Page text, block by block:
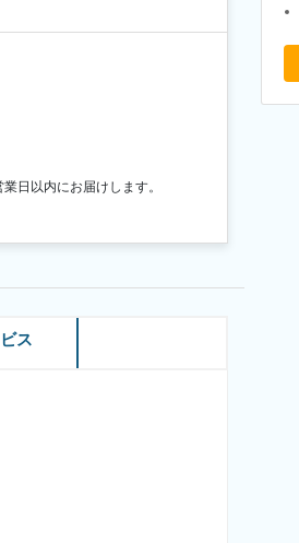
日以内にお届けします。
ス